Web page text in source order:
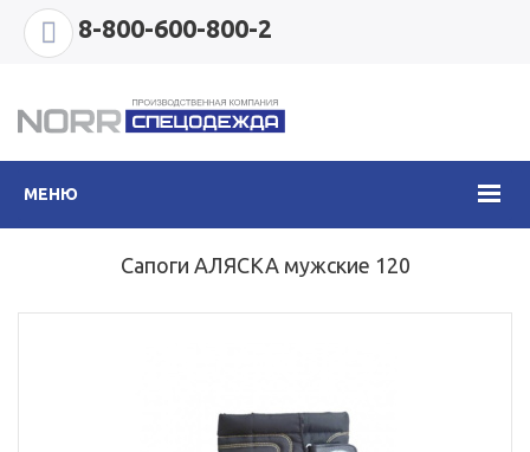
8-800-600-800-2
МЕНЮ
Сапоги АЛЯСКА мужские 120